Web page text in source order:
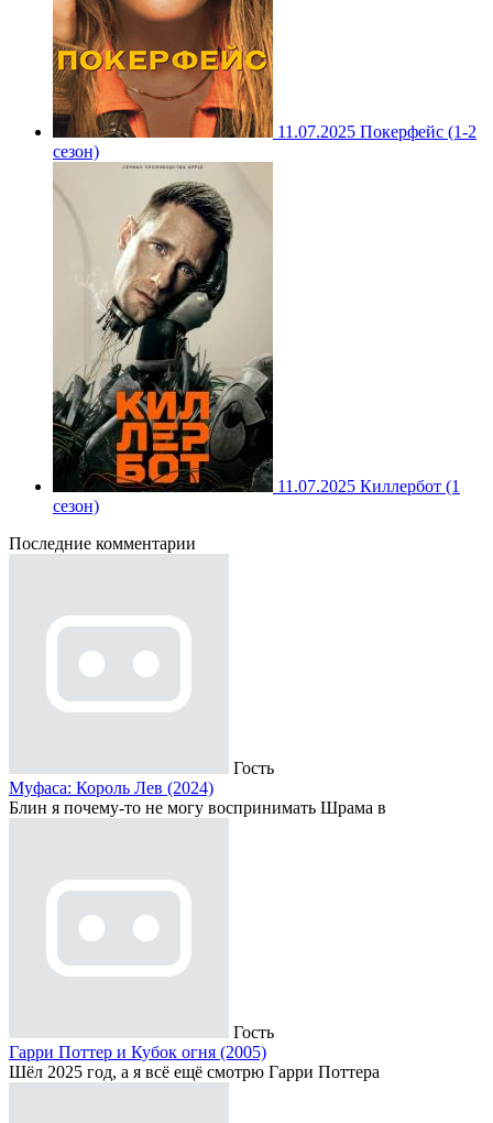
11.07.2025 Покерфейс (1-2
сезон)
11.07.2025 Киллербот (1
сезон)
Последние комментарии
Гость
Муфаса: Король Лев (2024)
Блин я почему-то не могу воспринимать Шрама в
Гость
Гарри Поттер и Кубок огня (2005)
Шёл 2025 год, а я всё ещё смотрю Гарри Поттера